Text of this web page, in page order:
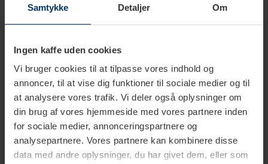
Samtykke Detaljer Om
Ingen kaffe uden cookies
Vi bruger cookies til at tilpasse vores indhold og
annoncer, til at vise dig funktioner til sociale medier og til
at analysere vores trafik. Vi deler også oplysninger om
din brug af vores hjemmeside med vores partnere inden
for sociale medier, annonceringspartnere og
analysepartnere. Vores partnere kan kombinere disse
data med andre oplysninger, du har givet dem, eller som